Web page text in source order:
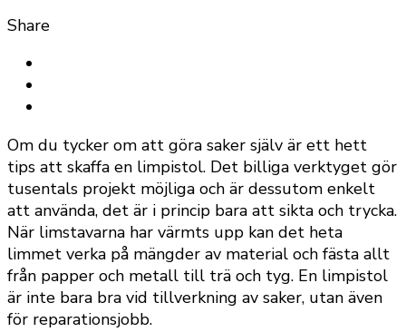
Share
Om du tycker om att göra saker själv är ett hett
tips att skaffa en limpistol. Det billiga verktyget gör
tusentals projekt möjliga och är dessutom enkelt
att använda, det är i princip bara att sikta och trycka.
När limstavarna har värmts upp kan det heta
limmet verka på mängder av material och fästa allt
från papper och metall till trä och tyg. En limpistol
är inte bara bra vid tillverkning av saker, utan även
för reparationsjobb.